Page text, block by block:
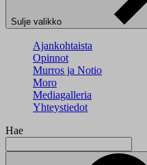
Sulje valikko
Ajankohtaista
Opinnot
Murros ja Notio
Moro
Mediagalleria
Yhteystiedot
Hae